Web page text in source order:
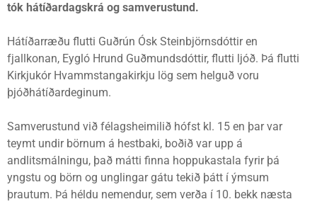
tók hátíðardagskrá og samverustund.
Hátíðarræðu flutti Guðrún Ósk Steinbjörnsdóttir en
fjallkonan, Eygló Hrund Guðmundsdóttir, flutti ljóð. Þá flutti
Kirkjukór Hvammstangakirkju lög sem helguð voru
þjóðhátíðardeginum.
Samverustund við félagsheimilið hófst kl. 15 en þar var
teymt undir börnum á hestbaki, boðið var upp á
andlitsmálningu, það mátti finna hoppukastala fyrir þá
yngstu og börn og unglingar gátu tekið þátt í ýmsum
þrautum. Þá héldu nemendur, sem verða í 10. bekk næsta